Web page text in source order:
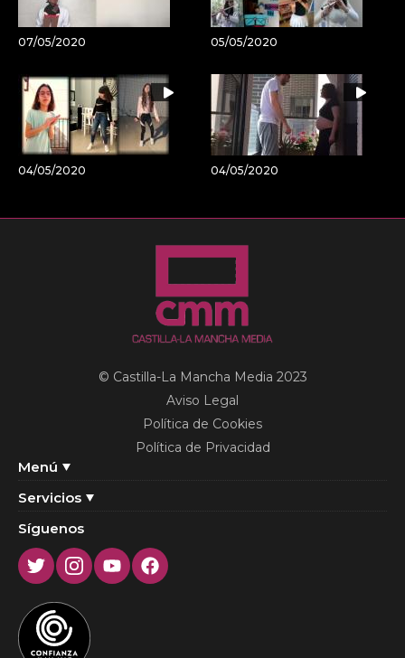
07/05/2020 05/05/2020
04/05/2020 04/05/2020
Menú
Servicios
© Castilla-La Mancha Media 2023
Aviso Legal
Política de Cookies
Política de Privacidad
Síguenos
TwitterInstagram
YoutubeFacebook